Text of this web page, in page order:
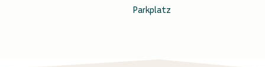
Parkplatz